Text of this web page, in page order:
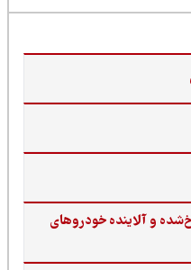
آلاینده خودروهای